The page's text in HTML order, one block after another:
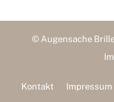
© Augensache
Kontakt Impressum